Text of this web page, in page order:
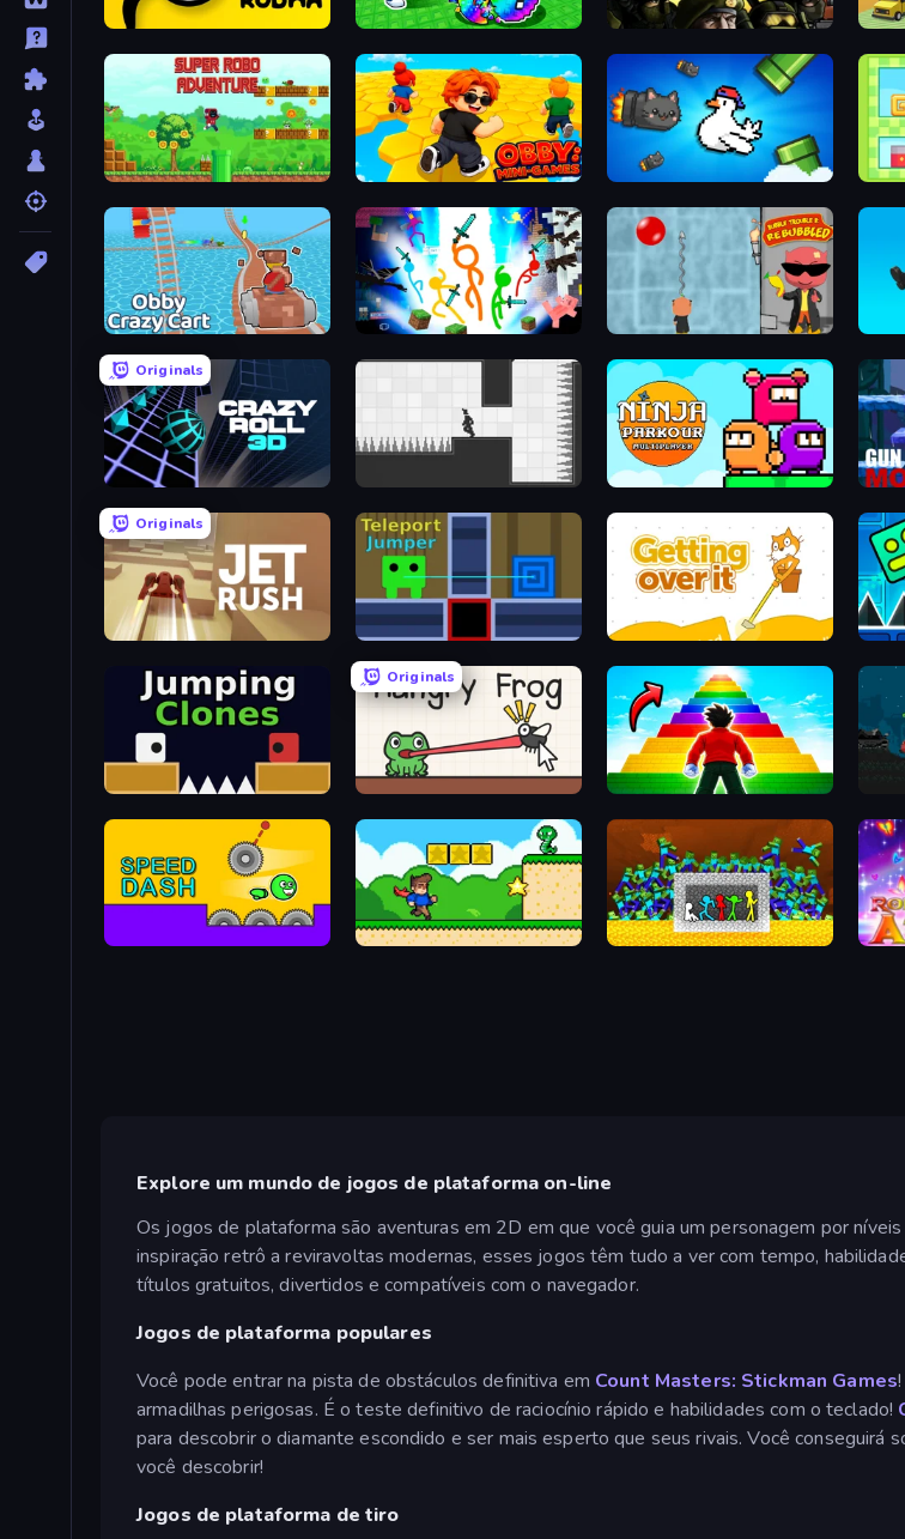
Rodha Break a Lucky Egg Brainrots Strike Force Heroes 2 Drift
Super Robo - Adventure Obby: Mini-Games Honk
Obby: Crazy Cart Stickman Epic Bubble Trouble 2: Rebubbled
Originals
Crazy Roll 3D Ninja Parkour Multiplayer Gun
Originals
Jet Rush Teleport Jumper Getting Over It
Jumping Clones
Originals
Obby Highest Jump Ever
Steve's World Stick Fighter vs Zombies
Explore um mundo de jogos de plataforma on-line
Os jogos de plataforma são aventuras em 2D em que você guia um personagem por
inspiração retrô a reviravoltas modernas, esses jogos têm tudo a ver com tempo,
títulos gratuitos, divertidos e compatíveis com o navegador.
Jogos de plataforma populares
Você pode entrar na pista de obstáculos definitiva em Count Masters: Stickman Games
armadilhas perigosas. É o teste definitivo de raciocínio rápido e habilidades com o teclado!
para descobrir o diamante escondido e ser mais esperto que seus rivais. Você conseguirá
você descobrir!
Jogos de plataforma de tiro